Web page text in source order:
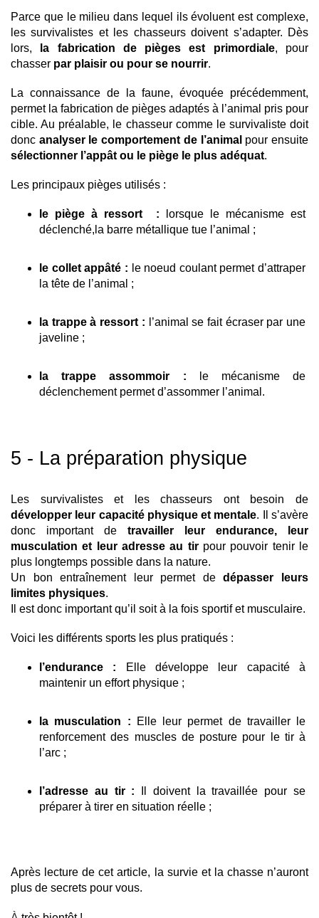
Parce que le milieu dans lequel ils évoluent est complexe,
les survivalistes et les chasseurs doivent s’adapter. Dès
lors,
la fabrication de pièges est primordiale, pour
chasser par plaisir ou pour se nourrir.
La connaissance de la faune, évoquée précédemment,
permet la fabrication de pièges adaptés à l’animal pris pour
cible. Au préalable, le chasseur comme le survivaliste doit
donc analyser le comportement de l’animal
sélectionner l’appât ou le piège le plus adéquat.
Les principaux pièges utilisés :
le piège à ressort  :
lorsque le mécanisme est
déclenché,la barre métallique tue l’animal ;
le collet appâté : le noeud coulant permet d’attraper
la tête de l’animal ;
la trappe à ressort : l’animal se fait écraser par une
javeline ;
la trappe assommoir : le mécanisme de
déclenchement permet d’assommer l’animal.
5 - La préparation physique
développer leur capacité physique et mentale. Il s’avère
donc important de travailler leur endurance, leur
musculation et leur adresse au tir pour pouvoir tenir le
plus longtemps possible dans la nature.
Un bon entraînement leur permet de dépasser leurs
limites physiques.
Il est donc important qu’il soit à la fois sportif et musculaire.
Voici les différents sports les plus pratiqués :
l’endurance :
Elle développe leur capacité à
maintenir un effort physique ;
la musculation :
Elle leur permet de travailler le
renforcement des muscles de posture pour le tir à
l’arc ;
l’adresse au tir :
Il doivent la travaillée pour se
préparer à tirer en situation réelle ;
Après lecture de cet article, la survie et la chasse n’auront
plus de secrets pour vous.